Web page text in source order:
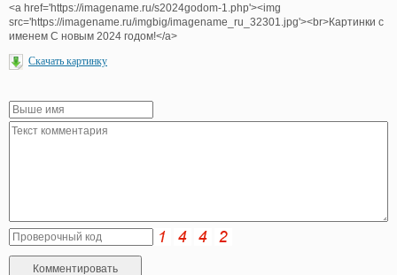
<a href='https://imagename.ru/s2024godom-1.php'><img
src='https://imagename.ru/imgbig/imagename_ru_32301.jpg'><br>Картинки с
именем С новым 2024 годом!</a>
Скачать картинку